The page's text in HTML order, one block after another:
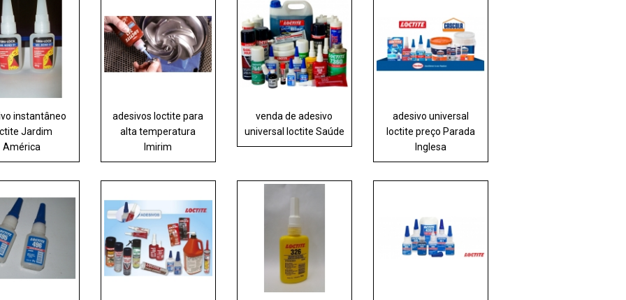
instantâneo
Jardim
América
adesivos loctite para
alta temperatura
Imirim
venda de adesivo
universal loctite Saúde
adesivo universal
loctite preço Parada
Inglesa